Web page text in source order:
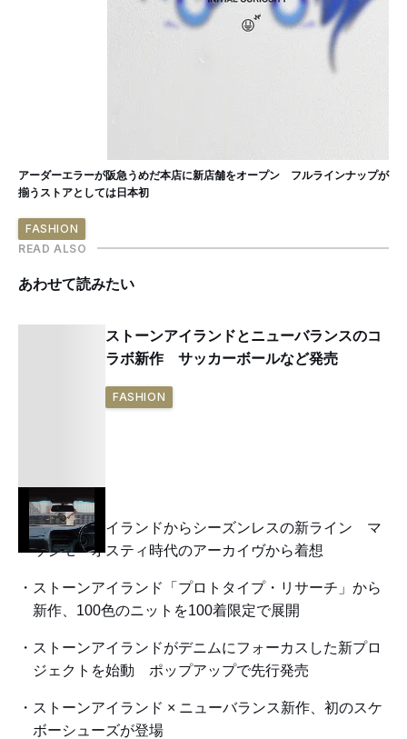
アーダーエラーが阪急うめだ本店に新店舗をオープン フルラインナップが
揃うストアとしては日本初
FASHION
READ ALSO
あわせて読みたい
ストーンアイランドとニューバランスのコ
ラボ新作 サッカーボールなど発売
FASHION
ストーンアイランドからシーズンレスの新ライン マ
ッシモ・オスティ時代のアーカイヴから着想
ストーンアイランド「プロトタイプ・リサーチ」から
新作、100色のニットを100着限定で展開
ストーンアイランドがデニムにフォーカスした新プロ
ジェクトを始動 ポップアップで先行発売
ストーンアイランド × ニューバランス新作、初のスケ
ボーシューズが登場